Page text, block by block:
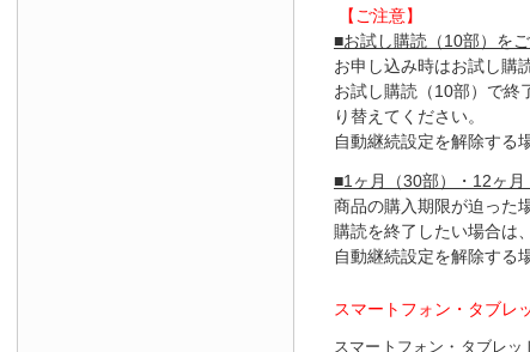
【ご注意】
■お試し購読（10部）を
お申し込み時はお試し購
お試し購読（10部）で終
り替えてください。
自動継続設定を解除する
■1ヶ月（30部）・12ヶ
商品の購入期限が迫った
購読を終了したい場合は
自動継続設定を解除する
スマートフォン・タブレ
スマートフォン・タブレッ